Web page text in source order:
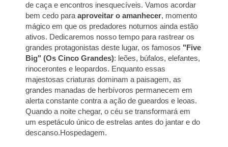
de caça e encontros inesquecíveis. Vamos acordar
bem cedo paraaproveitar o amanhecer, momento
mágico em que os predadores noturnos ainda estão
ativos. Dedicaremos nosso tempo para rastrear os
grandes protagonistas deste lugar, os famosos "Five
Big" (Os Cinco Grandes): leões, búfalos, elefantes,
rinocerontes e leopardos. Enquanto essas
majestosas criaturas dominam a paisagem, as
grandes manadas de herbívoros permanecem em
alerta constante contra a ação de gueardos e leoas.
Quando a noite chegar, o céu se transformará em
um espetáculo único de estrelas antes do jantar e do
descanso.Hospedagem.